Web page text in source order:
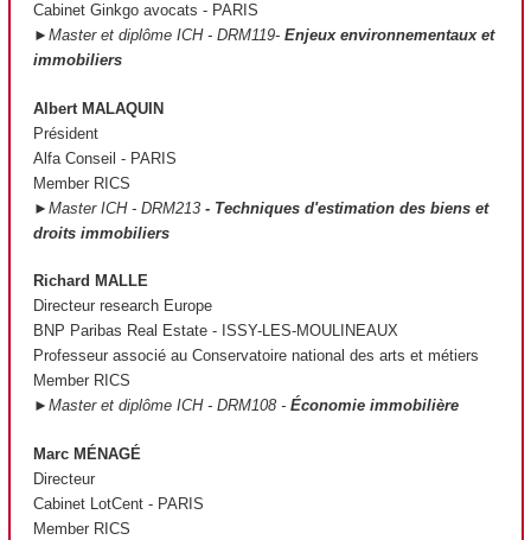
Cabinet Ginkgo avocats - PARIS
►Master et diplôme ICH - DRM119- Enjeux environnementaux et
immobiliers
Albert MALAQUIN
Président
Alfa Conseil - PARIS
Member RICS
►Master ICH - DRM213 - Techniques d'estimation des biens et
droits immobiliers
Richard MALLE
Directeur research Europe
BNP Paribas Real Estate - ISSY-LES-MOULINEAUX
Professeur associé au Conservatoire national des arts et métiers
Member RICS
►Master et diplôme ICH - DRM108 - Économie immobilière
Marc MÉNAGÉ
Directeur
Cabinet LotCent - PARIS
Member RICS